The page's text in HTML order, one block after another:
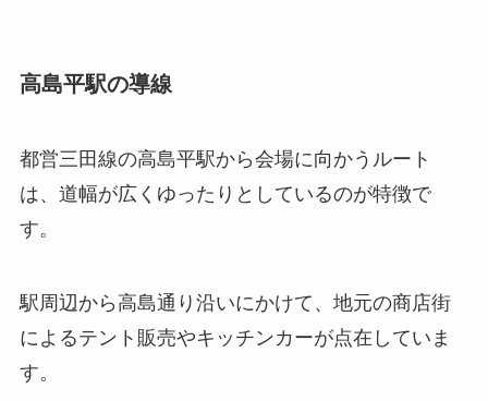
高島平駅の導線
都営三田線の高島平駅から会場に向かうルート
は、道幅が広くゆったりとしているのが特徴で
す。
駅周辺から高島通り沿いにかけて、地元の商店街
によるテント販売やキッチンカーが点在していま
す。